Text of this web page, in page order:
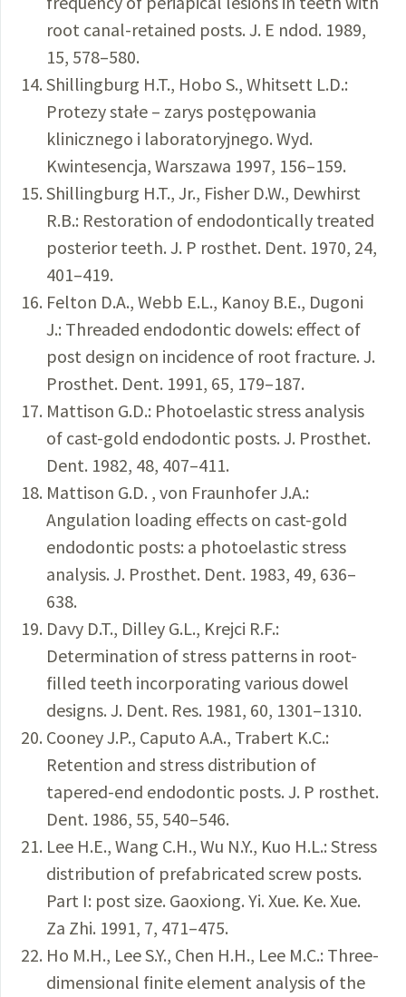
root canal-retained posts. J. E ndod. 1989,
15, 578–580.
Shillingburg H.T., Hobo S., Whitsett L.D.:
Protezy stałe – zarys postępowania
klinicznego i laboratoryjnego. Wyd.
Kwintesencja, Warszawa 1997, 156–159.
Shillingburg H.T., Jr., Fisher D.W., Dewhirst
R.B.: Restoration of endodontically treated
posterior teeth. J. P rosthet. Dent. 1970, 24,
401–419.
Felton D.A., Webb E.L., Kanoy B.E., Dugoni
J.: Threaded endodontic dowels: effect of
post design on incidence of root fracture. J.
Prosthet. Dent. 1991, 65, 179–187.
Mattison G.D.: Photoelastic stress analysis
of cast-gold endodontic posts. J. Prosthet.
Dent. 1982, 48, 407–411.
Mattison G.D. , von Fraunhofer J.A.:
Angulation loading effects on cast-gold
endodontic posts: a photoelastic stress
analysis. J. Prosthet. Dent. 1983, 49, 636–
638.
Davy D.T., Dilley G.L., Krejci R.F.:
Determination of stress patterns in root-
filled teeth incorporating various dowel
designs. J. Dent. Res. 1981, 60, 1301–1310.
Cooney J.P., Caputo A.A., Trabert K.C.:
Retention and stress distribution of
tapered-end endodontic posts. J. P rosthet.
Dent. 1986, 55, 540–546.
Lee H.E., Wang C.H., Wu N.Y., Kuo H.L.: Stress
distribution of prefabricated screw posts.
Part I: post size. Gaoxiong. Yi. Xue. Ke. Xue.
Za Zhi. 1991, 7, 471–475.
Ho M.H., Lee S.Y., Chen H.H., Lee M.C.: Three-
dimensional finite element analysis of the